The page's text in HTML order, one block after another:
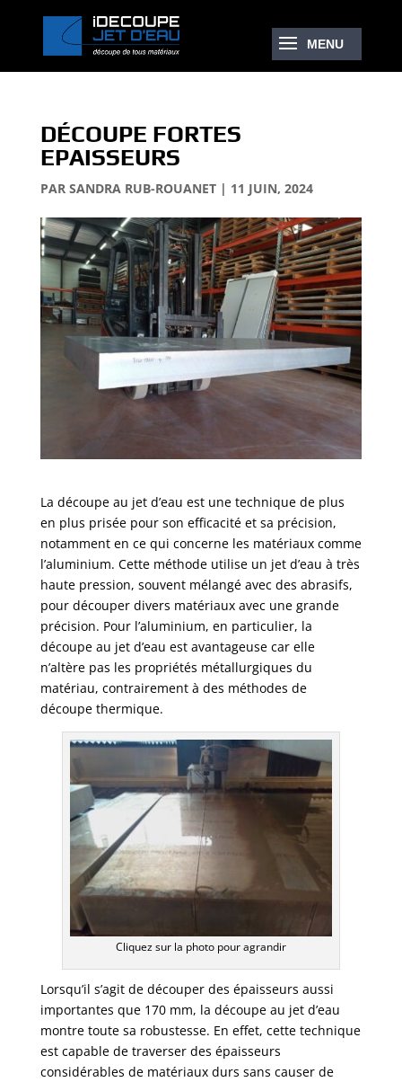
DÉCOUPE FORTES
EPAISSEURS
PAR SANDRA RUB-ROUANET| 11 JUIN, 2024
La découpe au jet d’eau est une technique de plus
en plus prisée pour son efficacité et sa précision,
notamment en ce qui concerne les matériaux comme
l’aluminium. Cette méthode utilise un jet d’eau à très
haute pression, souvent mélangé avec des abrasifs,
pour découper divers matériaux avec une grande
précision. Pour l’aluminium, en particulier, la
découpe au jet d’eau est avantageuse car elle
n’altère pas les propriétés métallurgiques du
matériau, contrairement à des méthodes de
découpe thermique.
Cliquez sur la photo pour agrandir
Lorsqu’il s’agit de découper des épaisseurs aussi
importantes que 170 mm, la découpe au jet d’eau
montre toute sa robustesse. En effet, cette technique
est capable de traverser des épaisseurs
considérables de matériaux durs sans causer de